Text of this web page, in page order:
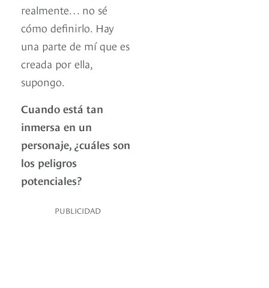
realmente… no sé
cómo definirlo. Hay
una parte de mí que es
creada por ella,
supongo.
Cuando está tan
inmersa en un
personaje, ¿cuáles son
los peligros
potenciales?
PUBLICIDAD